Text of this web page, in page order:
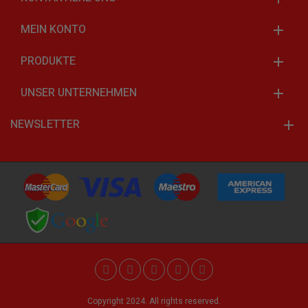
MEIN KONTO
PRODUKTE
UNSER UNTERNEHMEN
NEWSLETTER
Copyright 2024. All rights reserved.